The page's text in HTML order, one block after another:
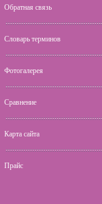
Обратная связь
Словарь терминов
Фотогалерея
Сравнение
Карта сайта
Прайс